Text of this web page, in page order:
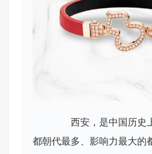
西安，是中国历史
都朝代最多、影响力最大的